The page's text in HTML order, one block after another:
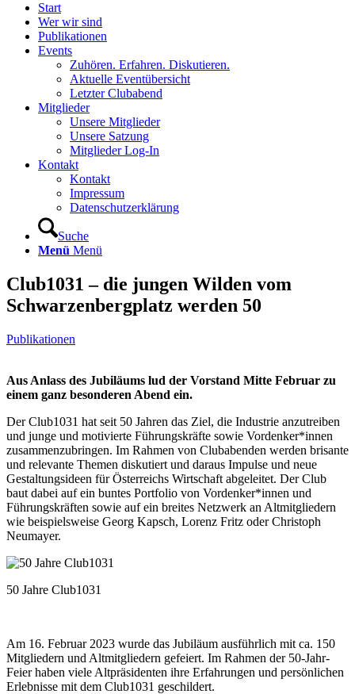
Start
Wer wir sind
Publikationen
Events
Zuhören. Erfahren. Diskutieren.
Aktuelle Eventübersicht
Letzter Clubabend
Mitglieder
Unsere Mitglieder
Unsere Satzung
Mitglieder Log-In
Kontakt
Kontakt
Impressum
Datenschutzerklärung
Suche
Menü Menü
Club1031 – die jungen Wilden vom
Schwarzenbergplatz werden 50
Publikationen
Aus Anlass des Jubiläums lud der Vorstand Mitte Februar zu
einem ganz besonderen Abend ein.
Der Club1031 hat seit 50 Jahren das Ziel, die Industrie anzutreiben
und junge und motivierte Führungskräfte sowie Vordenker*innen
zusammenzubringen. Im Rahmen von Clubabenden werden brisante
und relevante Themen diskutiert und daraus Impulse und neue
Gestaltungsideen für Österreichs Wirtschaft abgeleitet. Der Club
baut dabei auf ein buntes Portfolio von Vordenker*innen und
Führungskräften sowie auf ein breites Netzwerk an Altmitgliedern
wie beispielsweise Georg Kapsch, Lorenz Fritz oder Christoph
Neumayer.
50 Jahre Club1031
Am 16. Februar 2023 wurde das Jubiläum ausführlich mit ca. 150
Mitgliedern und Altmitgliedern gefeiert. Im Rahmen der 50-Jahr-
Feier haben viele Altpräsidenten ihre Erfahrungen und persönlichen
Erlebnisse mit dem Club1031 geschildert.